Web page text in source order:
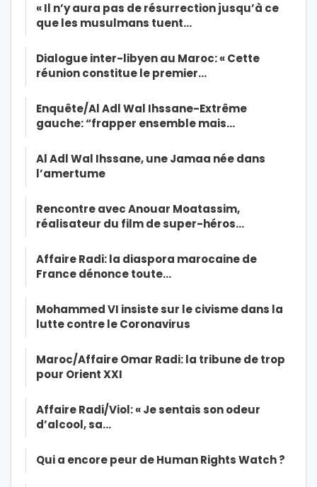
« Il n’y aura pas de résurrection jusqu’à ce
que les musulmans tuent…
Dialogue inter-libyen au Maroc: « Cette
réunion constitue le premier…
Enquête/Al Adl Wal Ihssane-Extrême
gauche: “frapper ensemble mais…
Al Adl Wal Ihssane, une Jamaa née dans
l’amertume
Rencontre avec Anouar Moatassim,
réalisateur du film de super-héros…
Affaire Radi: la diaspora marocaine de
France dénonce toute…
Mohammed VI insiste sur le civisme dans la
lutte contre le Coronavirus
Maroc/Affaire Omar Radi: la tribune de trop
pour Orient XXI
Affaire Radi/Viol: « Je sentais son odeur
d’alcool, sa…
Qui a encore peur de Human Rights Watch ?